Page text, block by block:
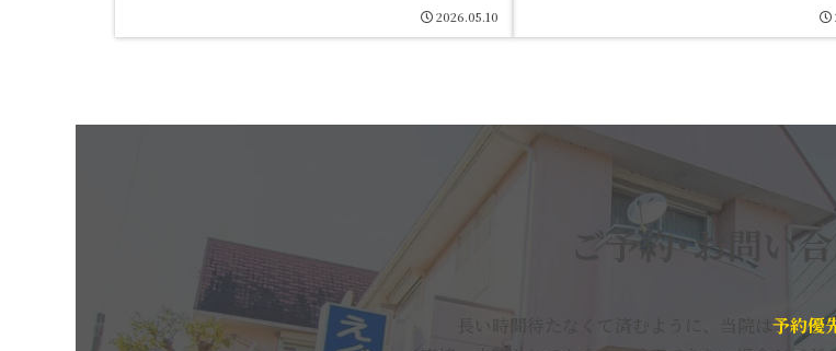
2026.05.10
ご予約･お問い合
予約優